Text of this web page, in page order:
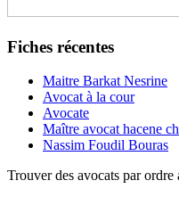
Fiches récentes
Maitre Barkat Nesrine
Avocat à la cour
Avocate
Maître avocat hacene
Nassim Foudil Bouras
Trouver des avocats par ordre